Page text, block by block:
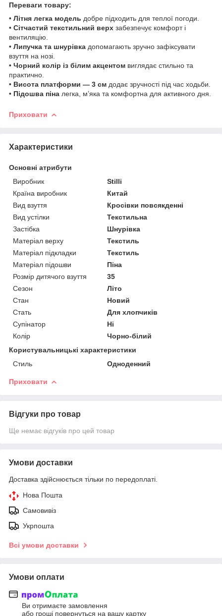
Переваги товару:
• Літня легка модель добре підходить для теплої погоди.
• Сітчастий текстильний верх забезпечує комфорт і
вентиляцію.
• Липучка та шнурівка допомагають зручно зафіксувати
взуття на нозі.
• Чорний колір із білим акцентом виглядає стильно та
практично.
• Висота платформи — 3 см додає зручності під час ходьби.
• Підошва піна легка, м’яка та комфортна для активного дня.
Приховати
Характеристики
Основні атрибути
Виробник
Stilli
Країна виробник
Китай
Вид взуття
Кросівки повсякденні
Вид устілки
Текстильна
Застібка
Шнурівка
Матеріал верху
Текстиль
Матеріал підкладки
Текстиль
Матеріал підошви
Піна
Розмір дитячого взуття
35
Сезон
Літо
Стан
Новий
Стать
Для хлопчиків
Супінатор
Ні
Колір
Чорно-білий
Користувальницькі характеристики
Стиль
Одноденний
Приховати
Відгуки про товар
Ще немає відгуків про цей товар
Умови доставки
Доставка здійснюється тільки по передоплаті.
Нова Пошта
Самовивіз
Укрпошта
Всі умови доставки
Умови оплати
Ви отримаєте замовлення
або гроші повернуться на вашу картку